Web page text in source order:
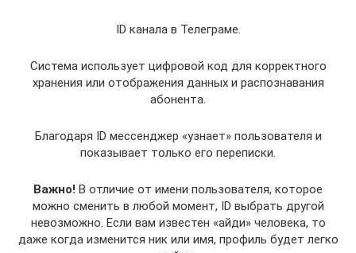
ID канала в Телеграме.
Система использует цифровой код для корректного
хранения или отображения данных и распознавания
абонента.
Благодаря ID мессенджер «узнает» пользователя и
показывает только его переписки.
Важно! В отличие от имени пользователя, которое
можно сменить в любой момент, ID выбрать другой
невозможно. Если вам известен «айди» человека, то
даже когда изменится ник или имя, профиль будет легко